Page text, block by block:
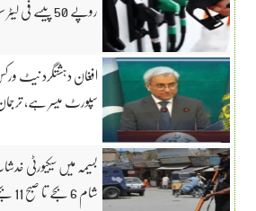
روپے 50 پیسے فی لیٹر سستا
افغان دہشتگرد نیٹ
سپورٹ میسر ہے،
بسیمہ میں سیکیورٹی
شام 6 بجے تا صبح 11 بجے تک کرفیو نافذ